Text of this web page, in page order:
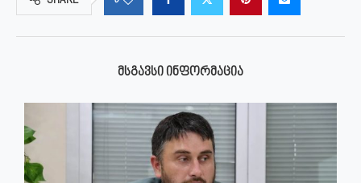
ᲛᲡᲒᲐᲕᲡᲘ ᲘᲜᲤᲝᲠᲛᲐᲪᲘᲐ